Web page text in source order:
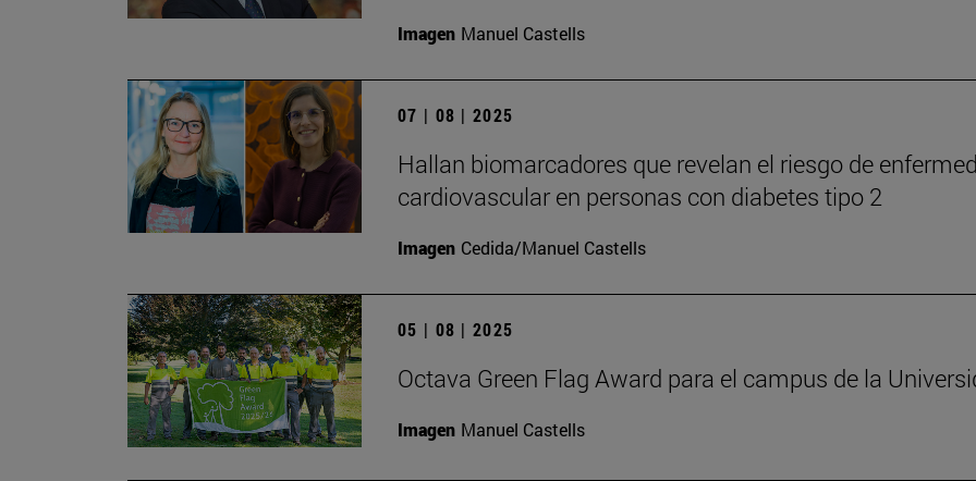
Imagen Manuel Castells
07 | 08 | 2025
Hallan biomarcadores que revelan el riesgo de
cardiovascular en personas con diabetes tipo 2
Imagen Cedida/Manuel Castells
05 | 08 | 2025
Octava Green Flag Award para el campus de la
Imagen Manuel Castells